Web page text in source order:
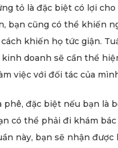
tỏ là đặc biệt có lợi
bạn cũng có thể khiến
khiến họ tức giận.
doanh sẽ cần thể
việc với đối tác của
phê, đặc biệt nếu bạn là
có thể phải đi khám bác
này, bạn sẽ nhận được